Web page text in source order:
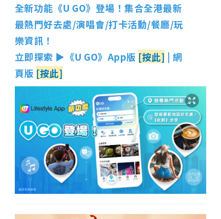
全新功能《U GO》登場！集合全港最新
最熱門好去處/演唱會/打卡活動/餐廳/玩
樂資訊！
立即探索 ▶《U GO》App版 [按此] | 網
頁版 [按此]